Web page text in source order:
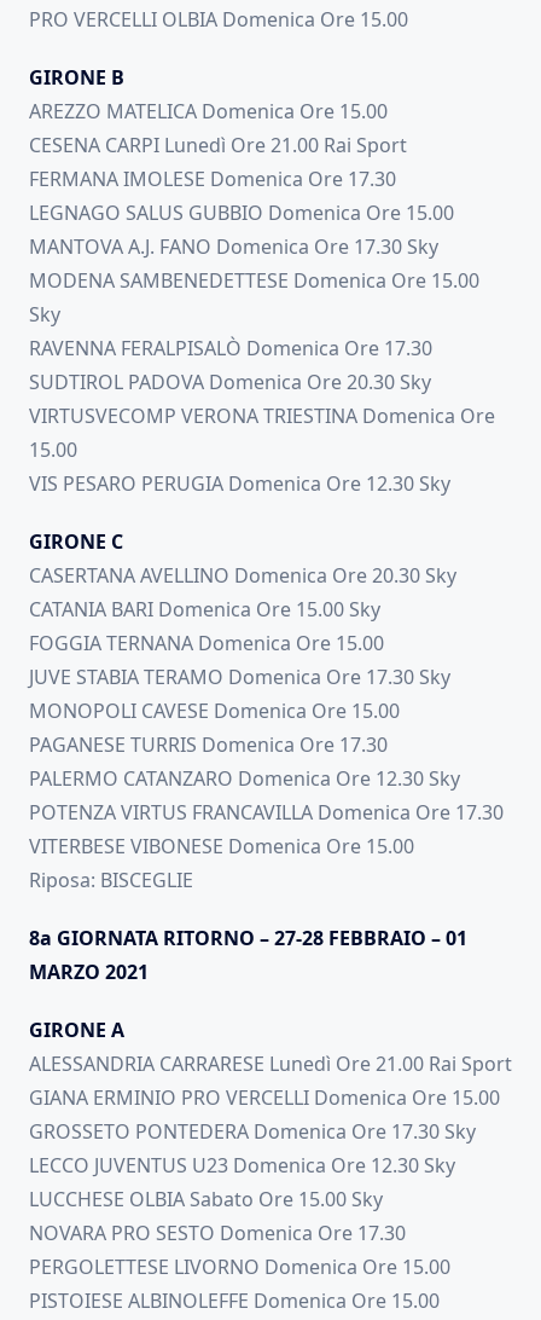
PRO VERCELLI OLBIA Domenica Ore 15.00
GIRONE B
AREZZO MATELICA Domenica Ore 15.00
CESENA CARPI Lunedì Ore 21.00 Rai Sport
FERMANA IMOLESE Domenica Ore 17.30
LEGNAGO SALUS GUBBIO Domenica Ore 15.00
MANTOVA A.J. FANO Domenica Ore 17.30 Sky
MODENA SAMBENEDETTESE Domenica Ore 15.00
Sky
RAVENNA FERALPISALÒ Domenica Ore 17.30
SUDTIROL PADOVA Domenica Ore 20.30 Sky
VIRTUSVECOMP VERONA TRIESTINA Domenica Ore
15.00
VIS PESARO PERUGIA Domenica Ore 12.30 Sky
GIRONE C
CASERTANA AVELLINO Domenica Ore 20.30 Sky
CATANIA BARI Domenica Ore 15.00 Sky
FOGGIA TERNANA Domenica Ore 15.00
JUVE STABIA TERAMO Domenica Ore 17.30 Sky
MONOPOLI CAVESE Domenica Ore 15.00
PAGANESE TURRIS Domenica Ore 17.30
PALERMO CATANZARO Domenica Ore 12.30 Sky
POTENZA VIRTUS FRANCAVILLA Domenica Ore 17.30
VITERBESE VIBONESE Domenica Ore 15.00
Riposa: BISCEGLIE
8a GIORNATA RITORNO – 27-28 FEBBRAIO – 01
MARZO 2021
GIRONE A
ALESSANDRIA CARRARESE Lunedì Ore 21.00 Rai Sport
GIANA ERMINIO PRO VERCELLI Domenica Ore 15.00
GROSSETO PONTEDERA Domenica Ore 17.30 Sky
LECCO JUVENTUS U23 Domenica Ore 12.30 Sky
LUCCHESE OLBIA Sabato Ore 15.00 Sky
NOVARA PRO SESTO Domenica Ore 17.30
PERGOLETTESE LIVORNO Domenica Ore 15.00
PISTOIESE ALBINOLEFFE Domenica Ore 15.00